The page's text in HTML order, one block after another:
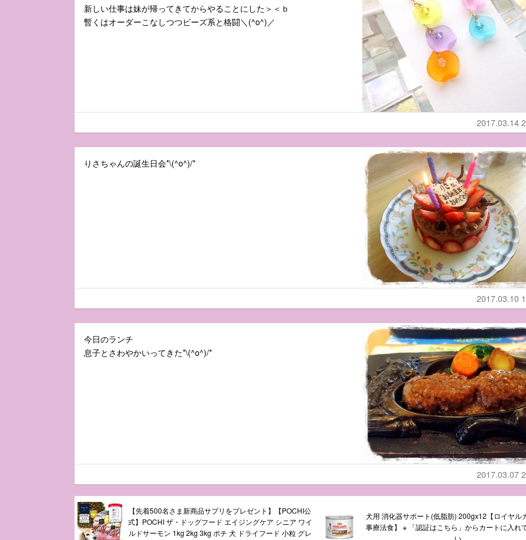
新しい仕事は妹が帰ってきてからやることにした＞＜ｂ
暫くはオーダーこなしつつビーズ系と格闘＼(^o^)／
2017.03.14
りさちゃんの誕生日会*\(^o^)/*
2017.03.10
今日のランチ
息子とさわやかいってきた*\(^o^)/*
2017.03.07
【先着500名さま新商品サプリをプレゼント】【POCHI公
式】POCHI ザ・ドッグフード エイジングケア シニア ワイ
ルドサーモン 1kg 2kg 3kg ポチ 犬 ドライフード 小粒 グレ
犬用 消化器サポート(低脂肪) 200gx12【ロイヤル
事療法食】 ※ 「認証はこちら」からカートに入れ
い